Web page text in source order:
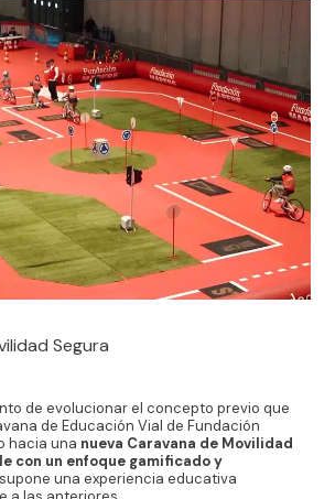
Segura
de evolucionar el concepto previo que
de Educación Vial de Fundación
hacia una nueva Caravana de Movilidad
con un enfoque gamificado y
una experiencia educativa